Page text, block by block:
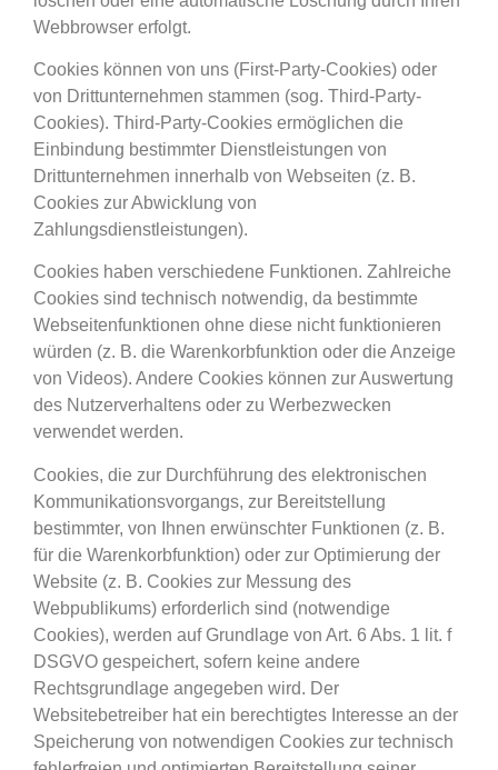
Webbrowser erfolgt.
Cookies können von uns (First-Party-Cookies) oder
von Drittunternehmen stammen (sog. Third-Party-
Cookies). Third-Party-Cookies ermöglichen die
Einbindung bestimmter Dienstleistungen von
Drittunternehmen innerhalb von Webseiten (z. B.
Cookies zur Abwicklung von
Zahlungsdienstleistungen).
Cookies haben verschiedene Funktionen. Zahlreiche
Cookies sind technisch notwendig, da bestimmte
Webseitenfunktionen ohne diese nicht funktionieren
würden (z. B. die Warenkorbfunktion oder die Anzeige
von Videos). Andere Cookies können zur Auswertung
des Nutzerverhaltens oder zu Werbezwecken
verwendet werden.
Cookies, die zur Durchführung des elektronischen
Kommunikationsvorgangs, zur Bereitstellung
bestimmter, von Ihnen erwünschter Funktionen (z. B.
für die Warenkorbfunktion) oder zur Optimierung der
Website (z. B. Cookies zur Messung des
Webpublikums) erforderlich sind (notwendige
Cookies), werden auf Grundlage von Art. 6 Abs. 1 lit. f
DSGVO gespeichert, sofern keine andere
Rechtsgrundlage angegeben wird. Der
Websitebetreiber hat ein berechtigtes Interesse an der
Speicherung von notwendigen Cookies zur technisch